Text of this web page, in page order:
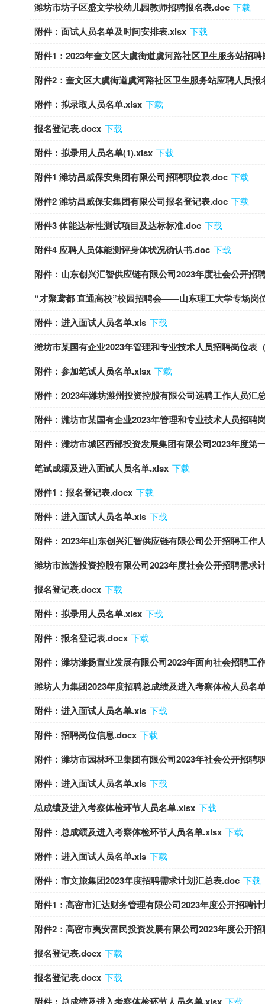
潍坊市坊子区盛文学校幼儿园教师招聘报名表.doc 下载
附件：面试人员名单及时间安排表.xlsx 下载
附件1：2023年奎文区大虞街道虞河路社区卫生服务站招
附件2：奎文区大虞街道虞河路社区卫生服务站应聘人员
附件：拟录取人员名单.xlsx 下载
报名登记表.docx 下载
附件：拟录用人员名单(1).xlsx 下载
附件1 潍坊昌威保安集团有限公司招聘职位表.doc 下载
附件2 潍坊昌威保安集团有限公司报名登记表.doc 下载
附件3 体能达标性测试项目及达标标准.doc 下载
附件4 应聘人员体能测评身体状况确认书.doc 下载
附件：山东创兴汇智供应链有限公司2023年度社会公开招
“才聚鸢都 直通高校”校园招聘会——山东理工大学专场岗
附件：进入面试人员名单.xls 下载
潍坊市某国有企业2023年管理和专业技术人员招聘岗位表
附件：参加笔试人员名单.xlsx 下载
附件：2023年潍坊潍州投资控股有限公司选聘工作人员汇
附件：潍坊市某国有企业2023年管理和专业技术人员招聘
附件：潍坊市城区西部投资发展集团有限公司2023年度第
笔试成绩及进入面试人员名单.xlsx 下载
附件1：报名登记表.docx 下载
附件：进入面试人员名单.xls 下载
附件：2023年山东创兴汇智供应链有限公司公开招聘工作
潍坊市旅游投资控股有限公司2023年度社会公开招聘需求
报名登记表.docx 下载
附件：拟录用人员名单.xlsx 下载
附件：报名登记表.docx 下载
附件：潍坊潍扬置业发展有限公司2023年面向社会招聘工
潍坊人力集团2023年度招聘总成绩及进入考察体检人员名
附件：进入面试人员名单.xls 下载
附件：招聘岗位信息.docx 下载
附件：潍坊市园林环卫集团有限公司2023年社会公开招聘
附件：进入面试人员名单.xls 下载
总成绩及进入考察体检环节人员名单.xlsx 下载
附件：总成绩及进入考察体检环节人员名单.xlsx 下载
附件：进入面试人员名单.xls 下载
附件：市文旅集团2023年度招聘需求计划汇总表.doc 下载
附件1：高密市汇达财务管理有限公司2023年度公开招聘
附件2：高密市夷安富民投资发展有限公司2023年度公开
报名登记表.docx 下载
报名登记表.docx 下载
下载